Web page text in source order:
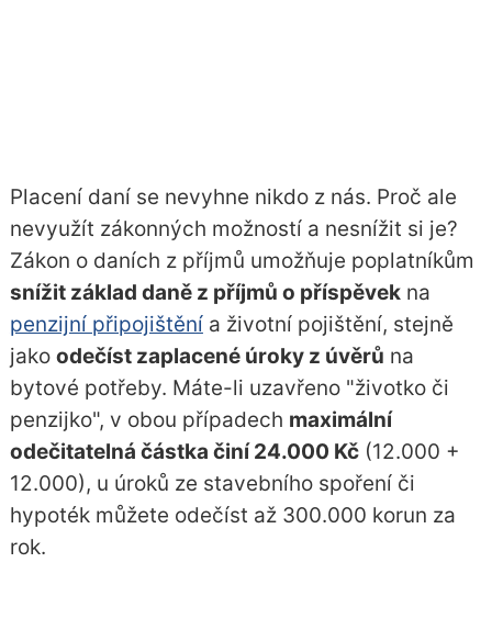
Placení daní se nevyhne nikdo z nás. Proč ale
nevyužít zákonných možností a nesnížit si je?
Zákon o daních z příjmů umožňuje poplatníkům
snížit základ daně z příjmů o příspěvekna
penzijní připojištěnía životní pojištění, stejně
jako odečíst zaplacené úroky z úvěrů na
bytové potřeby. Máte-li uzavřeno "životko či
penzijko", v obou případech maximální
odečitatelná částka činí 24.000 Kč(12.000 +
12.000), u úroků ze stavebního spoření či
hypoték můžete odečíst až 300.000 korun za
rok.